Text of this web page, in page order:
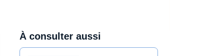
À consulter aussi